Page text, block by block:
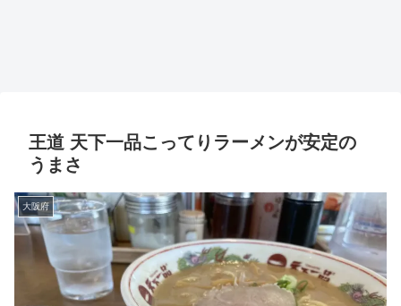
王道 天下一品こってりラーメンが安定の
うまさ
大阪府